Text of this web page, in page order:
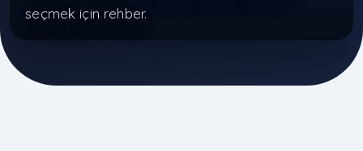
seçmek için rehber.